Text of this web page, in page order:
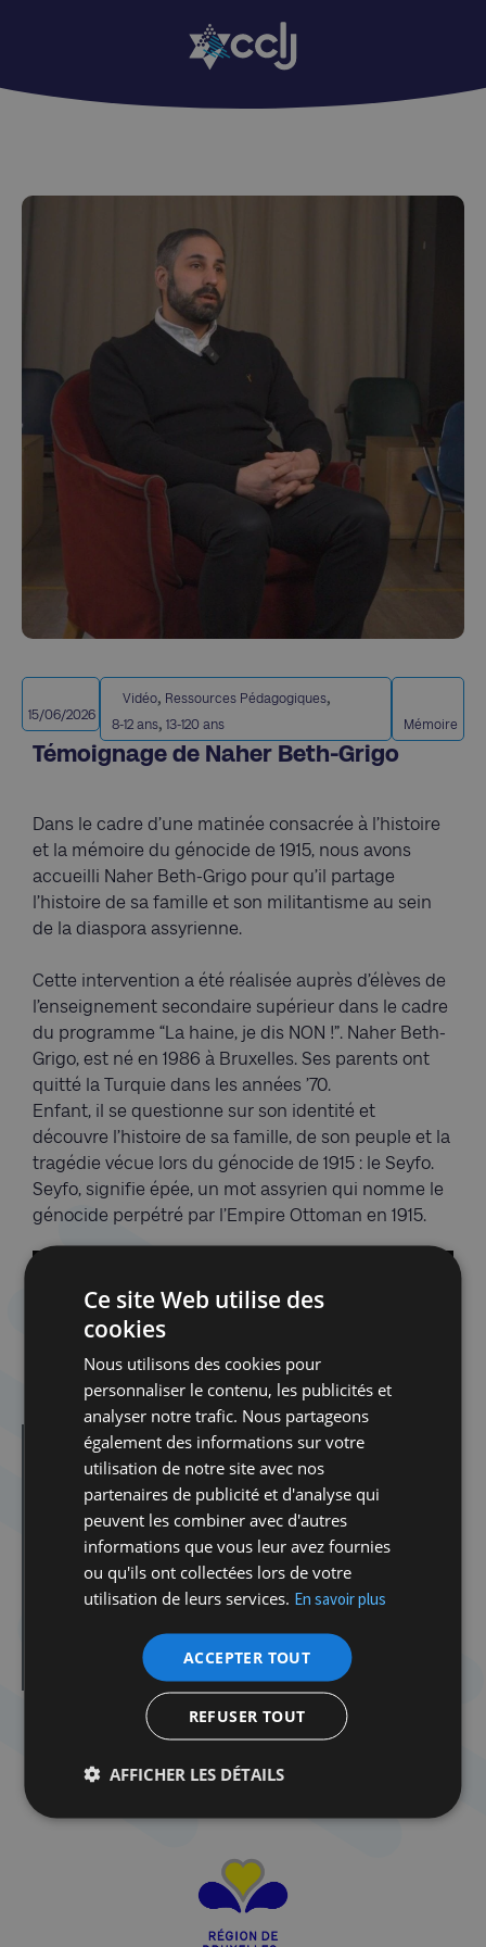
15/06/2026
Vidéo, Ressources Pédagogiques,
8-12 ans, 13-120 ans Mémoire
Témoignage de Naher Beth-Grigo
Dans le cadre d’une matinée consacrée à l’histoire
et la mémoire du génocide de 1915, nous avons
accueilli Naher Beth-Grigo pour qu’il partage
l’histoire de sa famille et son militantisme au sein
de la diaspora assyrienne.
Cette intervention a été réalisée auprès d’élèves de
l’enseignement secondaire supérieur dans le cadre
du programme “La haine, je dis NON !”. Naher Beth-
Grigo, est né en 1986 à Bruxelles. Ses parents ont
quitté la Turquie dans les années ’70.
Enfant, il se questionne sur son identité et
découvre l’histoire de sa famille, de son peuple et la
tragédie vécue lors du génocide de 1915 : le Seyfo.
Seyfo, signifie épée, un mot assyrien qui nomme le
génocide perpétré par l’Empire Ottoman en 1915.
Dans la même catégorie d'article :
Rencontre avec Denis Charbit
Rencontre avec Dafroza et Alain Gauthier
Rencontre avec Juliette Bour
Témoignage de la Baronne Régina Sluszny-
Suchowolski
Les traces de la déportation
Ce site Web utilise des
cookies
Nous utilisons des cookies pour
personnaliser le contenu, les publicités et
analyser notre trafic. Nous partageons
également des informations sur votre
utilisation de notre site avec nos
partenaires de publicité et d'analyse qui
peuvent les combiner avec d'autres
informations que vous leur avez fournies
ou qu'ils ont collectées lors de votre
utilisation de leurs services. En savoir plus
ACCEPTER TOUT
REFUSER TOUT
AFFICHER LES DÉTAILS